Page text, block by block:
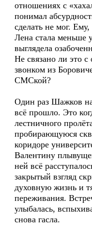
отношениях с
понимал
сделать не мог.
Лена стала меньше
выглядела
Не связано ли это
звонком из
СМСкой?
Один раз Шажков
всё прошло. Это
лестничного
пробирающуюся
коридоре
Валентину
ней всё
закрытый взгляд
духовную жизнь и
переживания.
улыбалась,
снова гасла.